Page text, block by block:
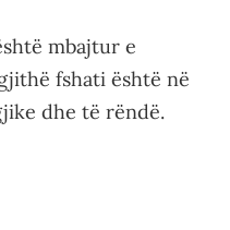
mbajtur e
fshati është në
dhe të rëndë.